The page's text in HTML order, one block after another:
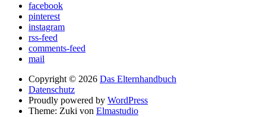
facebook
pinterest
instagram
rss-feed
comments-feed
mail
Copyright © 2026 Das Elternhandbuch
Datenschutz
Proudly powered by WordPress
Theme: Zuki von Elmastudio